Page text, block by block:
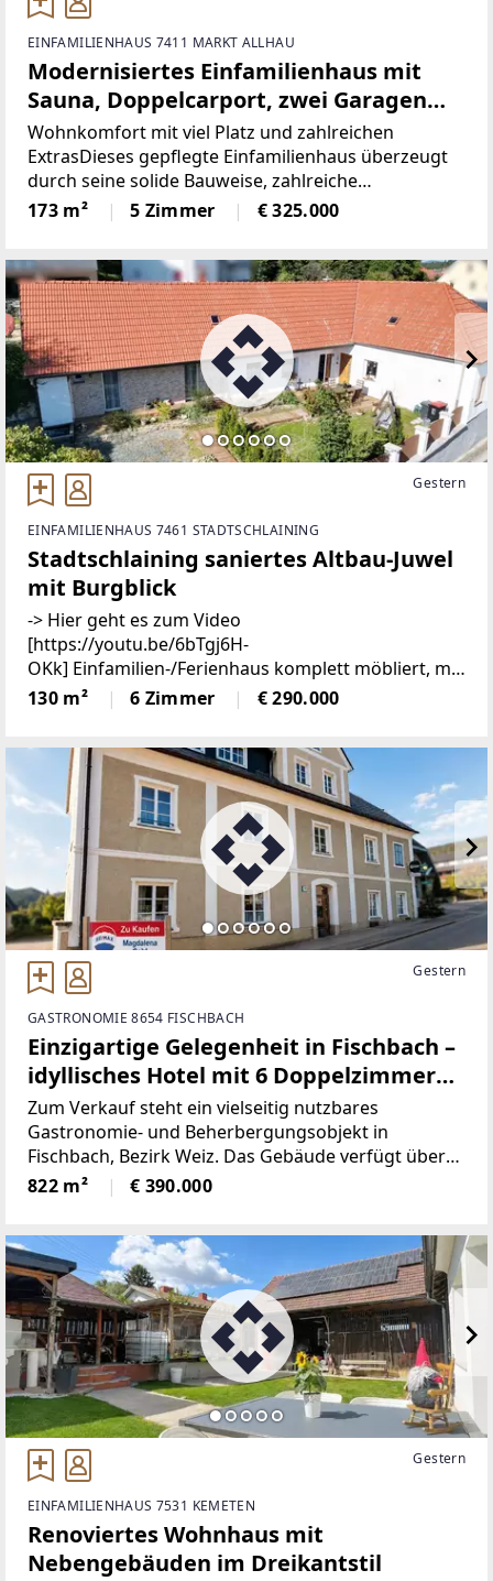
EINFAMILIENHAUS 7411 MARKT ALLHAU
Modernisiertes Einfamilienhaus mit
Sauna, Doppelcarport, zwei Garagen
und Nutzwasserbrunnen in zentraler
Lage
Wohnkomfort mit viel Platz und zahlreichen
ExtrasDieses gepflegte Einfamilienhaus überzeugt
durch seine solide Bauweise, zahlreiche
Modernisierungen im Jahr 2003 und eine
umfangreiche Ausstattung. Das ursprünglich ca.
173 m² 5 Zimmer € 325.000
Gestern
EINFAMILIENHAUS 7461 STADTSCHLAINING
Stadtschlaining saniertes Altbau-Juwel
mit Burgblick
-> Hier geht es zum Video
[https://youtu.be/6bTgj6H-
OKk] Einfamilien-/Ferienhaus komplett möbliert, mit
Burgblick in zentraler Lage von
StadtschlainingDieses liebevoll sanierte
130 m² 6 Zimmer € 290.000
Gestern
GASTRONOMIE 8654 FISCHBACH
Einzigartige Gelegenheit in Fischbach –
idyllisches Hotel mit 6 Doppelzimmern,
Gasthaus und Möglichkeit für
Wohnungen
Zum Verkauf steht ein vielseitig nutzbares
Gastronomie- und Beherbergungsobjekt in
Fischbach, Bezirk Weiz. Das Gebäude verfügt über
ein gutbürgerliches Restaurant im Erdgeschoss mit
einer Nutzfläche von ca. 310 m², aufgeteilt in drei
822 m² € 390.000
Gestern
EINFAMILIENHAUS 7531 KEMETEN
Renoviertes Wohnhaus mit
Nebengebäuden im Dreikantstil